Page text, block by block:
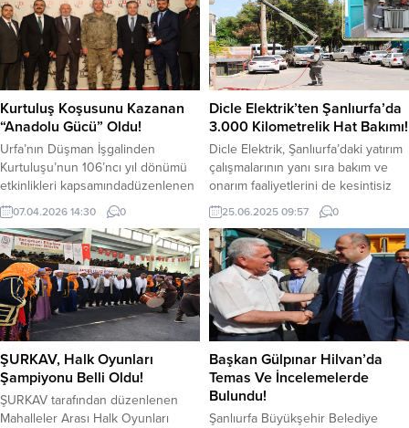
operasyonunda 21 ilde, 318 ayrı
adrese eş zamanlı olarak yapılan
baskınlarda 304 torbacıyı yakalandı.
Operasyonun Hazırlıkları 4 Ay
Sürdü 4 ay boyunca, adeta
Bursa’nın bir kez daha röntgenini
çekildi. Saha çalışmaları ve
analizleri büyük bir...
yükselişle başladı. Küresel
piyasalarda ons altın, 4.526 dolar
seviyelerinde işlem görürken, yurt
içinde gram altın 6.460 TL
civarında...
Kurtuluş Koşusunu Kazanan
“Anadolu Gücü” Oldu!
Urfa’nın Düşman İşgalinden
Kurtuluşu’nun 106’ncı yıl dönümü
etkinlikleri kapsamındadüzenlenen
“Kurtuluş Koşusu” büyük heyecana
sahne oldu. Yarışta, “Anadolu
Gücü” isimlisafkan, birinciliği elde
etti. 1200 metre kum pistte koşulan
Şanlıurfa Hipodromundaki
programa; Şanlıurfa
BüyükşehirBelediyesi Başkan Vekili
Ahmet Aksoy, 20. Zırhlı Tugay
Durmuş,Haliliye Belediye Başkan
Vekili Halil Yetkin, Türkiye Jokey...
07.04.2026 14:30 0
Dicle Elektrik’ten Şanlıurfa’da
3.000 Kilometrelik Hat Bakımı!
Dicle Elektrik, Şanlıurfa’daki yatırım
çalışmalarının yanı sıra bakım ve
onarım faaliyetlerini de kesintisiz
sürdürüyor. 2025 yılının ilk beş
ayında il genelinde toplam 3.000
kilometrelik hatta gerçekleştirilen
arıza önleyici bakım ve onarım
çalışmaları sayesinde, şebeke
arızalarında ciddi oranlarda azalma
yaşandı. Güneydoğu Anadolu
Bölgesi’nde altı ilde elektrik dağıtım
25.06.2025 09:57 0
ŞURKAV, Halk Oyunları
Şampiyonu Belli Oldu!
ŞURKAV tarafından düzenlenen
Mahalleler Arası Halk Oyunları
Başkan Gülpınar Hilvan’da
Temas Ve İncelemelerde
Bulundu!
Şanlıurfa Büyükşehir Belediye